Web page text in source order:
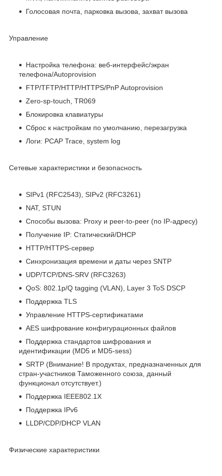
Голосовая почта, парковка вызова, захват вызова
Управление
Настройка телефона: веб-интерфейс/экран
телефона/Autoprovision
FTP/TFTP/HTTP/HTTPS/PnP Autoprovision
Zero-sp-touch, TR069
Блокировка клавиатуры
Сброс к настройкам по умолчанию, перезагрузка
Логи: PCAP Trace, system log
Сетевые характеристики и безопасность
SIPv1 (RFC2543), SIPv2 (RFC3261)
NAT, STUN
Способы вызова: Proxy и peer-to-peer (по IP-адресу)
Получение IP: Статический/DHCP
HTTP/HTTPS-сервер
Синхронизация времени и даты через SNTP
UDP/TCP/DNS-SRV (RFC3263)
QoS: 802.1p/Q tagging (VLAN), Layer 3 ToS DSCP
Поддержка TLS
Управление HTTPS-сертификатами
AES шифрование конфигурационных файлов
Поддержка стандартов шифрования и
идентификации (MD5 и MD5-sess)
SRTP (Внимание! В продуктах, предназначенных для
стран-участников Таможенного союза, данный
функционал отсутствует.)
Поддержка IEEE802.1X
Поддержка IPv6
LLDP/CDP/DHCP VLAN
Физические характеристики